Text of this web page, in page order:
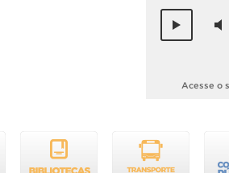
Acesse o